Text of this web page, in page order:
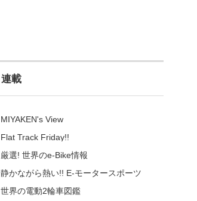
連載
MIYAKEN's View
Flat Track Friday!!
厳選! 世界のe-Bike情報
静かながら熱い!! E-モータースポーツ
世界の電動2輪車図鑑